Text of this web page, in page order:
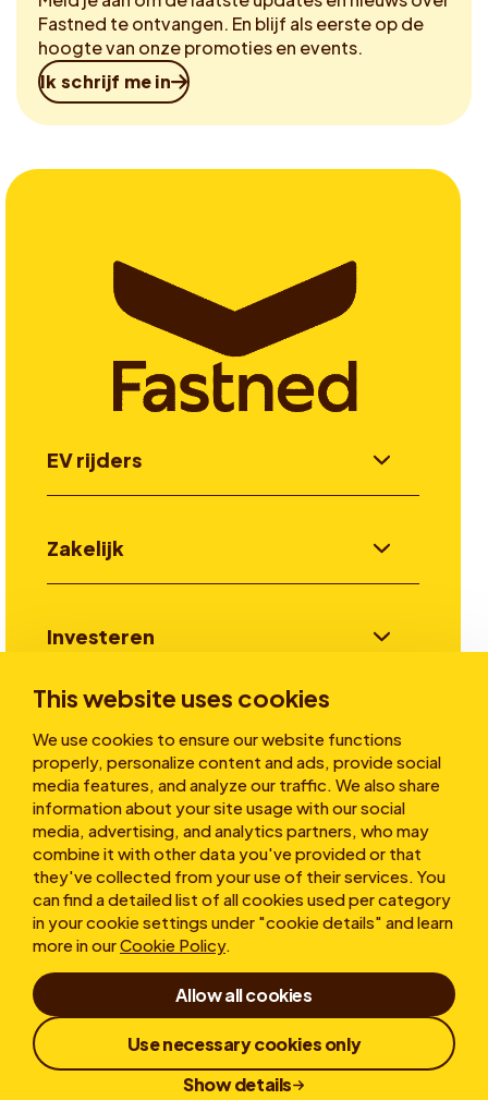
This website uses cookies
We use cookies to ensure our website functions
properly, personalize content and ads, provide social
media features, and analyze our traffic. We also share
information about your site usage with our social
media, advertising, and analytics partners, who may
combine it with other data you've provided or that
they've collected from your use of their services. You
can find a detailed list of all cookies used per category
in your cookie settings under "cookie details" and learn
more in ourCookie Policy.
Allow all cookies
Use necessary cookies only
Show details
Fastned te ontvangen. En blijf als eerste op de
hoogte van onze promoties en events.
Ik schrijf me in
EV rijders
Zakelijk
Investeren
Over ons
GebruiksvoorwaardenPrivacy statement
Cookies
Klokkenluiderregeling
Responsible Disclosure